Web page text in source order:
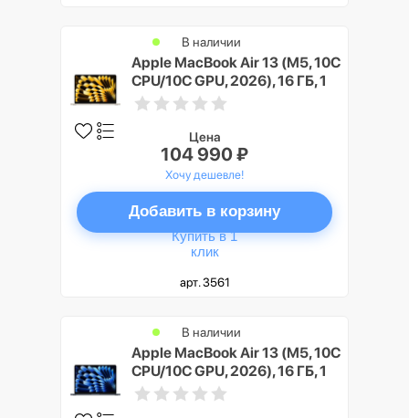
Apple MacBook Air 13 (M5, 10C
CPU/10C GPU, 2026), 16 ГБ, 1
ТБ SSD, Сияющая звезда
В наличии
Цена
104 990 ₽
Хочу дешевле!
Добавить в корзину
Купить в 1
клик
арт. 3561
Apple MacBook Air 13 (M5, 10C
CPU/10C GPU, 2026), 16 ГБ, 1
ТБ SSD, Темная ночь
В наличии